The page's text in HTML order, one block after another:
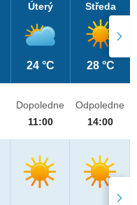
Úterý
24 °C
Středa
28 °C
Dopoledne
11:00
Odpoledne
14:00